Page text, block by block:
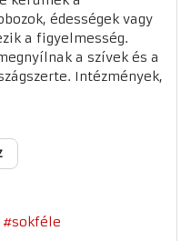
édességek vagy
a figyelmesség.
a szívek és a
Intézmények,
sokféle